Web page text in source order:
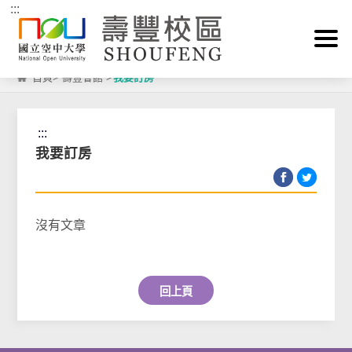
跳到主要內容區塊
:::
首頁>壽豐會館>我要訂房
:::
我要訂房
沒有文章
回上頁